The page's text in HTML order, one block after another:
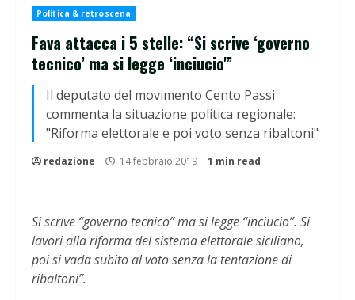
Politica & retroscena
Fava attacca i 5 stelle: “Si scrive ‘governo
tecnico’ ma si legge ‘inciucio'”
Il deputato del movimento Cento Passi
commenta la situazione politica regionale:
"Riforma elettorale e poi voto senza ribaltoni"
redazione 14 febbraio 2019 1 min read
Si scrive “governo tecnico” ma si legge “inciucio”. Si
lavori alla riforma del sistema elettorale siciliano,
poi si vada subito al voto senza la tentazione di
ribaltoni”.